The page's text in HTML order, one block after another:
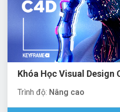
Khóa Học Visual Design
Trình độ: Nâng cao